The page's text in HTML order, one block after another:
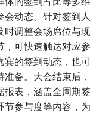
会动态。针对签到
时调整会场席位与
，可快速触达对应
宾的签到动态，也
准备。大会结束后
报表，涵盖全周期
节参与度等内容，